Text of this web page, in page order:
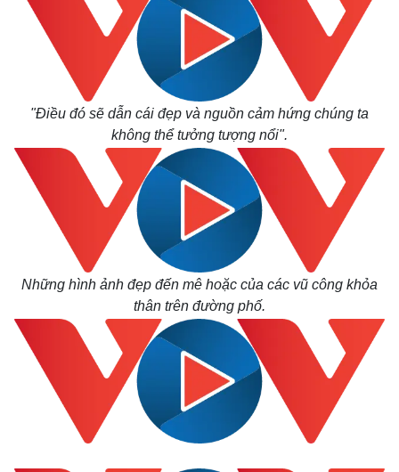
Quan sát
Cuộc sống đó đây
Hồ sơ
Multimedia
Video
Ảnh
E-Magazine
Infographic
"Điều đó sẽ dẫn cái đẹp và nguồn cảm hứng chúng ta
không thể tưởng tượng nổi".
Những hình ảnh đẹp đến mê hoặc của các vũ công khỏa
thân trên đường phố.